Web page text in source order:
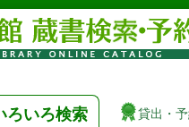
ろいろ検索 貸出・